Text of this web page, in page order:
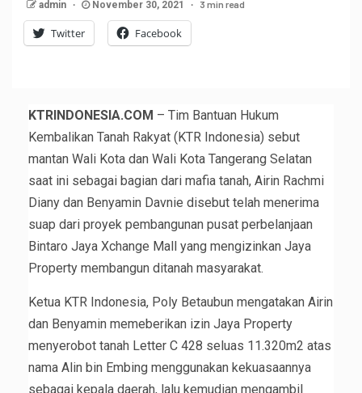
admin November 30, 2021 3 min read
Twitter Facebook
KTRINDONESIA.COM – Tim Bantuan Hukum
Kembalikan Tanah Rakyat (KTR Indonesia) sebut
mantan Wali Kota dan Wali Kota Tangerang Selatan
saat ini sebagai bagian dari mafia tanah, Airin Rachmi
Diany dan Benyamin Davnie disebut telah menerima
suap dari proyek pembangunan pusat perbelanjaan
Bintaro Jaya Xchange Mall yang mengizinkan Jaya
Property membangun ditanah masyarakat.
Ketua KTR Indonesia, Poly Betaubun mengatakan Airin
dan Benyamin memeberikan izin Jaya Property
menyerobot tanah Letter C 428 seluas 11.320m2 atas
nama Alin bin Embing menggunakan kekuasaannya
sebagai kepala daerah, lalu kemudian mengambil